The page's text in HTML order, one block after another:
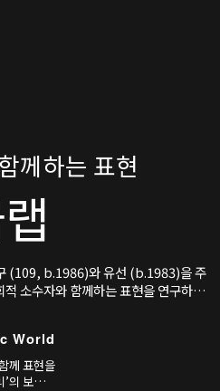
World
께 표현을
보조적
께하는 표현
(109, b.1986)와 유선 (b.1983)을 주
소수자와 함께하는 표현을 연구하고